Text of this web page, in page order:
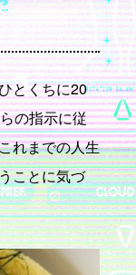
とくちに20
の指示に従
れまでの人生
ことに気づ